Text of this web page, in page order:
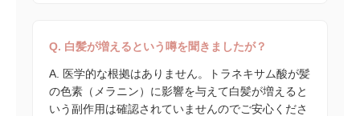
Q. 白髪が増えるという噂を聞きましたが？
A. 医学的な根拠はありません。トラネキサム酸が髪
の色素（メラニン）に影響を与えて白髪が増えると
いう副作用は確認されていませんのでご安心くださ